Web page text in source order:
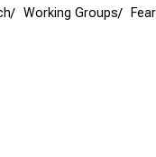
Working Groups